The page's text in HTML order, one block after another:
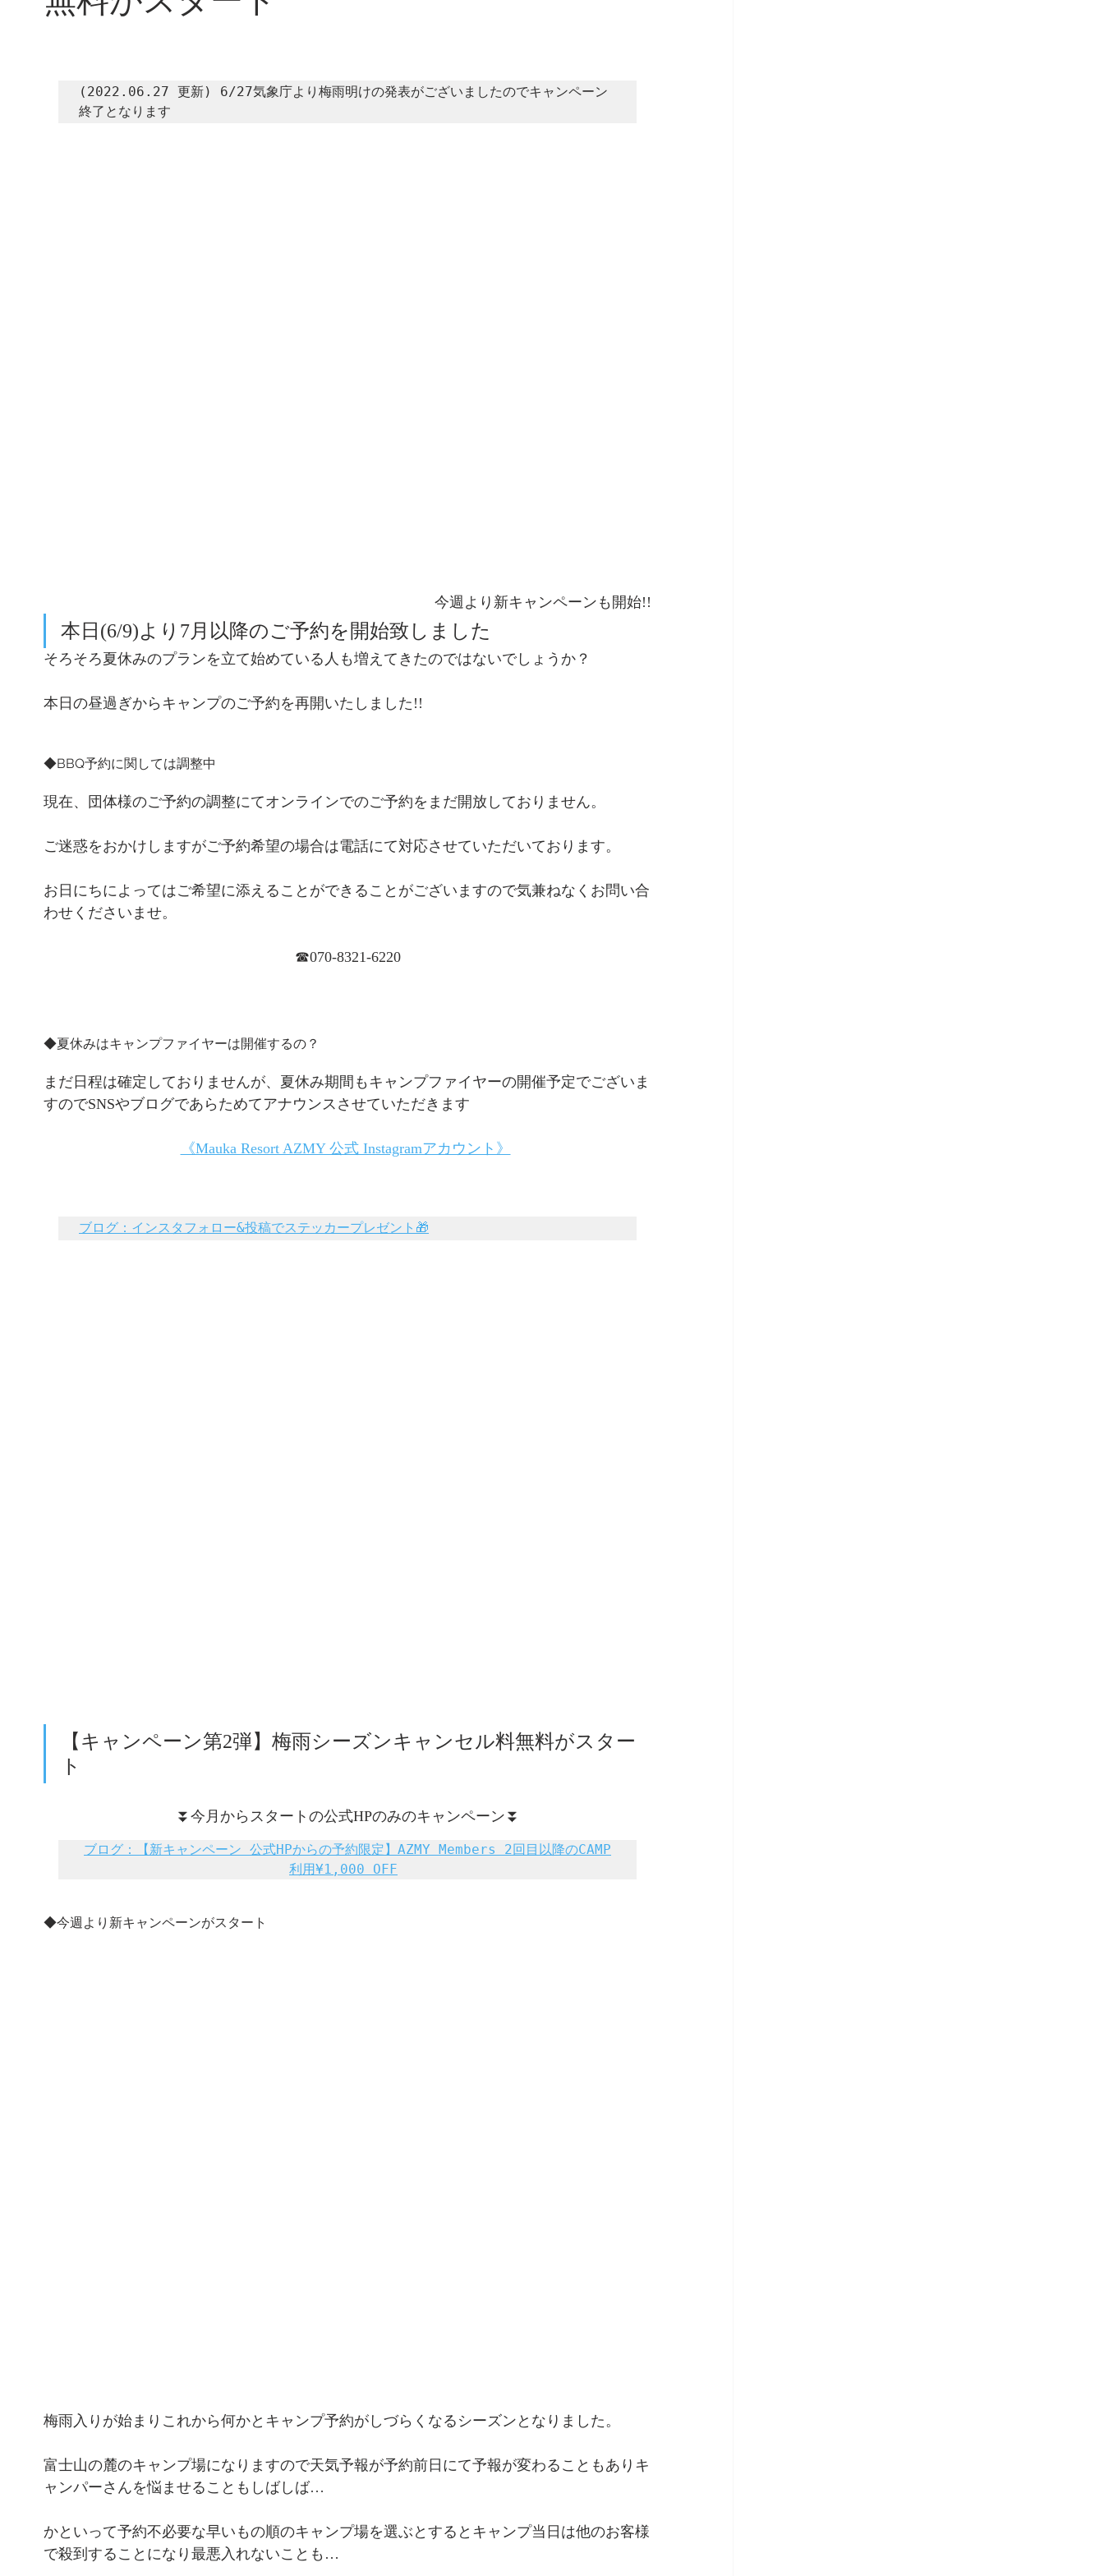
(2022.06.27 更新) 6/27気象庁より梅雨明けの発表がございましたのでキャンペーン
終了となります
今週より新キャンペーンも開始!!
本日(6/9)より7月以降のご予約を開始致しました
そろそろ夏休みのプランを立て始めている人も増えてきたのではないでしょうか？
本日の昼過ぎからキャンプのご予約を再開いたしました!!
◆BBQ予約に関しては調整中
現在、団体様のご予約の調整にてオンラインでのご予約をまだ開放しておりません。
ご迷惑をおかけしますがご予約希望の場合は電話にて対応させていただいております。
お日にちによってはご希望に添えることができることがございますので気兼ねなくお問い合
わせくださいませ。
☎︎070-8321-6220
◆夏休みはキャンプファイヤーは開催するの？
まだ日程は確定しておりませんが、夏休み期間もキャンプファイヤーの開催予定でございま
すのでSNSやブログであらためてアナウンスさせていただきます
《Mauka Resort AZMY 公式 Instagramアカウント》
ブログ：インスタフォロー&投稿でステッカープレゼント🎁
【キャンペーン第2弾】梅雨シーズンキャンセル料無料がスター
ト
⏬今月からスタートの公式HPのみのキャンペーン⏬
ブログ：【新キャンペーン 公式HPからの予約限定】AZMY Members 2回目以降のCAMP
利用¥1,000 OFF
◆今週より新キャンペーンがスタート
梅雨入りが始まりこれから何かとキャンプ予約がしづらくなるシーズンとなりました。
富士山の麓のキャンプ場になりますので天気予報が予約前日にて予報が変わることもありキ
ャンパーさんを悩ませることもしばしば…
かといって予約不必要な早いもの順のキャンプ場を選ぶとするとキャンプ当日は他のお客様
で殺到することになり最悪入れないことも…